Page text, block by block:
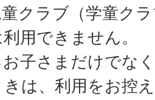
クラブ（学童ク
用できません。
子さまだけでな
は、利用をお控